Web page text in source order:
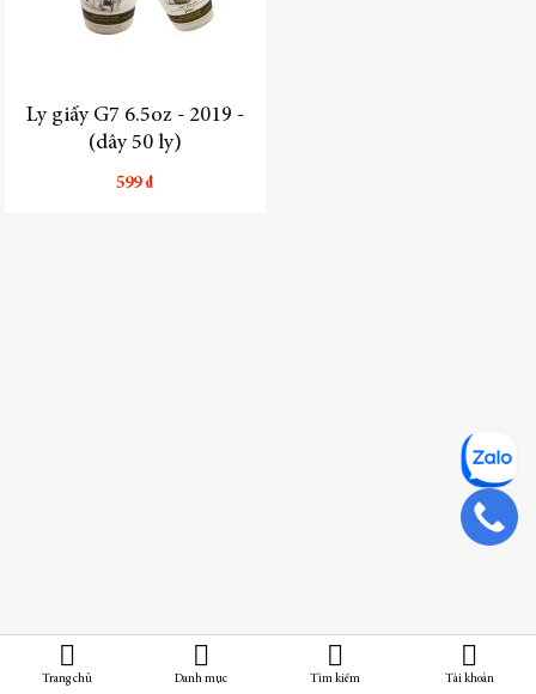
Vị trí
Ly giấy G7 6.5oz - 2019 -
(dây 50 ly)
599 ₫
Trang chủ Danh mục Tìm kiếm Tài khoản